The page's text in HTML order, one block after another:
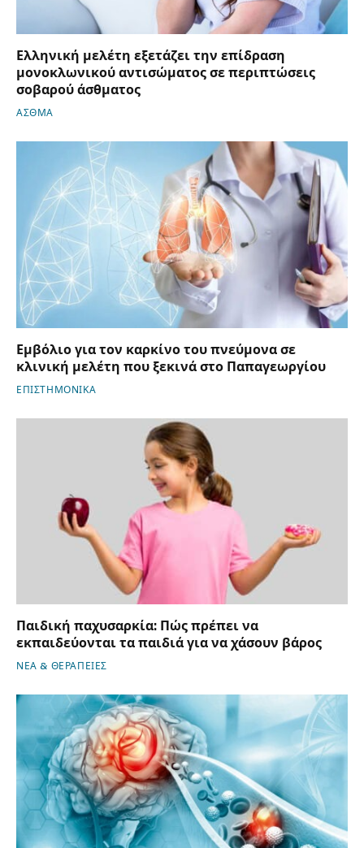
Ελληνική μελέτη εξετάζει την επίδραση
μονοκλωνικού αντισώματος σε περιπτώσεις
σοβαρού άσθματος
ΑΣΘΜΑ
Εμβόλιο για τον καρκίνο του πνεύμονα σε
κλινική μελέτη που ξεκινά στο Παπαγεωργίου
ΕΠΙΣΤΗΜΟΝΙΚΑ
Παιδική παχυσαρκία: Πώς πρέπει να
εκπαιδεύονται τα παιδιά για να χάσουν βάρος
ΝΕΑ & ΘΕΡΑΠΕΙΕΣ